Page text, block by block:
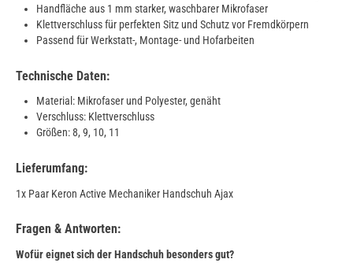
Handfläche aus 1 mm starker, waschbarer Mikrofaser
Klettverschluss für perfekten Sitz und Schutz vor Fremdkörpern
Passend für Werkstatt-, Montage- und Hofarbeiten
Technische Daten:
Material: Mikrofaser und Polyester, genäht
Verschluss: Klettverschluss
Größen: 8, 9, 10, 11
Lieferumfang:
1x Paar Keron Active Mechaniker Handschuh Ajax
Fragen & Antworten:
Wofür eignet sich der Handschuh besonders gut?